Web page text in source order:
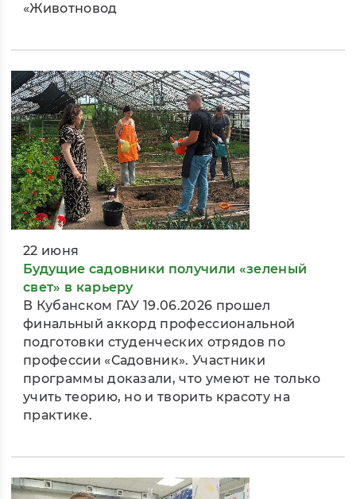
«Животновод
22 июня
Будущие садовники получили «зеленый
свет» в карьеру
В Кубанском ГАУ 19.06.2026 прошел
финальный аккорд профессиональной
подготовки студенческих отрядов по
профессии «Садовник». Участники
программы доказали, что умеют не только
учить теорию, но и творить красоту на
практике.